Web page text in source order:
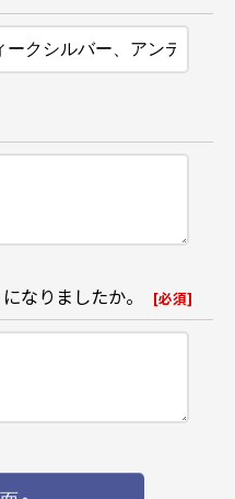
なりましたか。 [必須]